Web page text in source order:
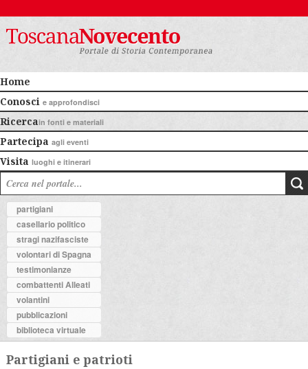
Home
Conosci e approfondisci
Ricercain fonti e materiali
Partecipa agli eventi
Visita luoghi e itinerari
partigiani
casellario politico
stragi nazifasciste
volontari di Spagna
testimonianze
combattenti Alleati
volantini
pubblicazioni
biblioteca virtuale
Partigiani e patrioti